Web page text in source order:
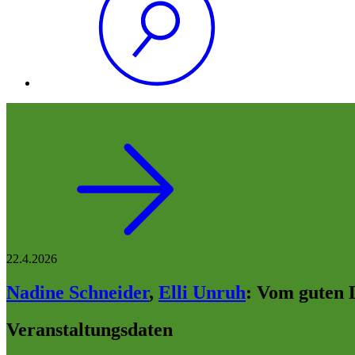
22.4.2026
Nadine Schneider, Elli Unruh: Vom guten
Veranstaltungsdaten